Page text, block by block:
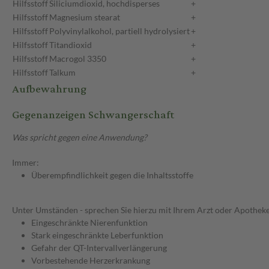
HilfsstoffSiliciumdioxid, hochdisperses
+
HilfsstoffMagnesium stearat
+
HilfsstoffPolyvinylalkohol, partiell hydrolysiert+
HilfsstoffTitandioxid
+
HilfsstoffMacrogol 3350
+
HilfsstoffTalkum +
Aufbewahrung
Gegenanzeigen Schwangerschaft
Was spricht gegen eine Anwendung?
Immer:
Überempfindlichkeit gegen die Inhaltsstoffe
Unter Umständen - sprechen Sie hierzu mit Ihrem Arzt oder
Eingeschränkte Nierenfunktion
Stark eingeschränkte Leberfunktion
Gefahr der QT-Intervallverlängerung
Vorbestehende Herzerkrankung